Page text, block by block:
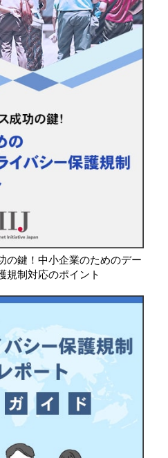
の鍵！中小企業のためのデー
規制対応のポイント